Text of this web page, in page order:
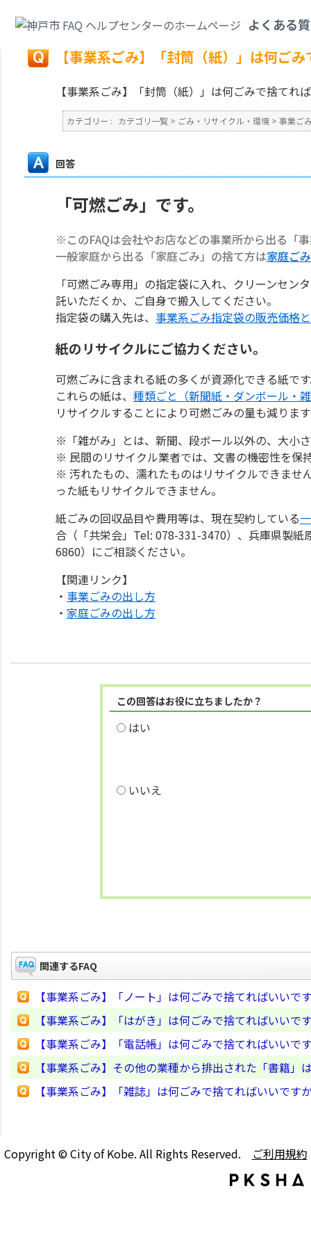
よくある
戻る
【事業系ごみ】「封筒（紙）」は何ご
【事業系ごみ】「封筒（紙）」は何ごみで捨てれ
カテゴリー : カテゴリ一覧 > ごみ・リサイクル・環境 > 事業ご
回答
「可燃ごみ」です。
※このFAQは会社やお店などの事業所から出る「
一般家庭から出る「家庭ごみ」の捨て方は家庭ご
「可燃ごみ専用」の指定袋に入れ、クリーンセン
託いただくか、ご自身で搬入してください。
指定袋の購入先は、 事業系ごみ指定袋の販売価格
紙のリサイクルにご協力ください。
可燃ごみに含まれる紙の多くが資源化できる紙で
これらの紙は、 種類ごと（新聞紙・ダンボール・
リサイクルすることにより可燃ごみの量も減りま
※「雑がみ」とは、新聞、段ボール以外の、大小
※ 民間のリサイクル業者では、文書の機密性を保
※ 汚れたもの、濡れたものはリサイクルできませ
った紙もリサイクルできません。
紙ごみの回収品目や費用等は、現在契約している
合（「共栄会」Tel: 078-331-3470）、兵庫県製
6860）にご相談ください。
【関連リンク】
・ 事業ごみの出し方
・ 家庭ごみの出し方
この回答はお役に立ちましたか？
はい
いいえ
関連するFAQ
【事業系ごみ】「ノート」は何ごみで捨てればいいで
【事業系ごみ】「はがき」は何ごみで捨てればいいで
【事業系ごみ】「電話帳」は何ごみで捨てればいいで
【事業系ごみ】その他の業種から排出された「書籍」
【事業系ごみ】「雑誌」は何ごみで捨てればいいです
Copyright © City of Kobe. All Rights Reserved. ご利用規約